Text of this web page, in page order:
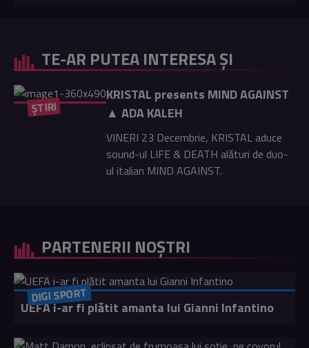
TE-AR PUTEA INTERESA ȘI
ȘTIRI
KRISTAL presents MIND AGAINST
▲ ADA KALEH
VINERI 23 Decembrie, KRISTAL aduce
sound-ul LIFE & DEATH alături de duo-
ul italian MIND AGAINST.
PARTENERII NOȘTRI
DIGI SPORT
UEFA i-ar fi plătit amanta lui Gianni Infantino